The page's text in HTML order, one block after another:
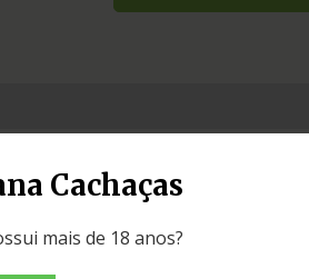
Cachaças
mais de 18 anos?